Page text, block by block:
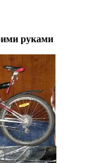
руками